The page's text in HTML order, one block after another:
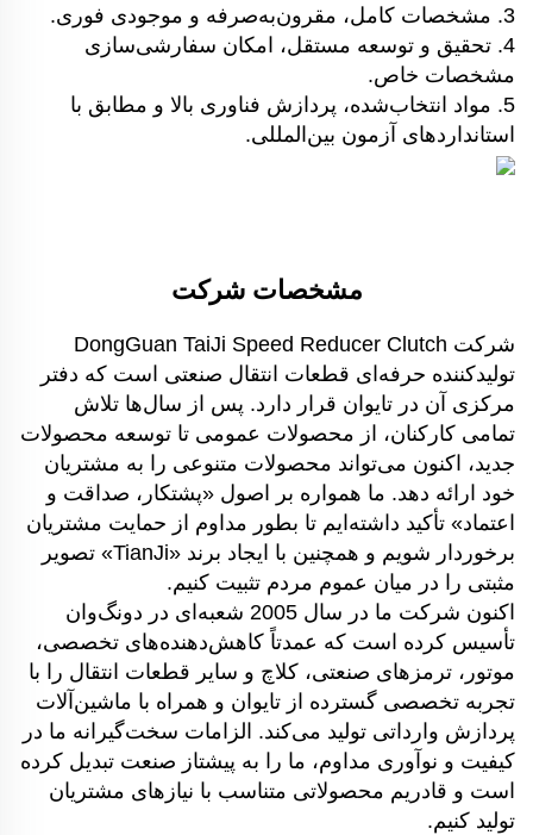
3. مشخصات کامل، مقرون‌به‌صرفه و موجودی فوری.
4. تحقیق و توسعه مستقل، امکان سفارشی‌سازی
مشخصات خاص.
5. مواد انتخاب‌شده، پردازش فناوری بالا و مطابق با
استانداردهای آزمون بین‌المللی.
مشخصات شرکت
شرکت DongGuan TaiJi Speed Reducer Clutch
تولیدکننده حرفه‌ای قطعات انتقال صنعتی است که دفتر
مرکزی آن در تایوان قرار دارد. پس از سال‌ها تلاش
تمامی کارکنان، از محصولات عمومی تا توسعه محصولات
جدید، اکنون می‌تواند محصولات متنوعی را به مشتریان
خود ارائه دهد. ما همواره بر اصول «پشتکار، صداقت و
اعتماد» تأکید داشته‌ایم تا بطور مداوم از حمایت مشتریان
برخوردار شویم و همچنین با ایجاد برند «TianJi» تصویر
مثبتی را در میان عموم مردم تثبیت کنیم.
اکنون شرکت ما در سال 2005 شعبه‌ای در دونگ‌وان
تأسیس کرده است که عمدتاً کاهش‌دهنده‌های تخصصی،
موتور، ترمزهای صنعتی، کلاچ و سایر قطعات انتقال را با
تجربه تخصصی گسترده از تایوان و همراه با ماشین‌آلات
پردازش وارداتی تولید می‌کند. الزامات سخت‌گیرانه ما در
کیفیت و نوآوری مداوم، ما را به پیشتاز صنعت تبدیل کرده
است و قادریم محصولاتی متناسب با نیازهای مشتریان
تولید کنیم.